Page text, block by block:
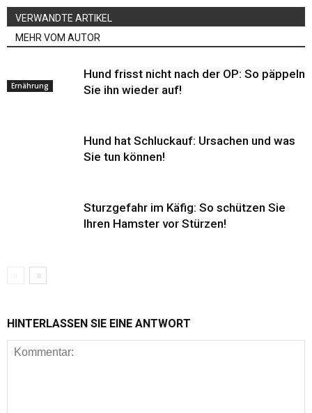
VERWANDTE ARTIKEL
MEHR VOM AUTOR
Ernährung
Hund frisst nicht nach der OP: So päppeln
Sie ihn wieder auf!
Hund hat Schluckauf: Ursachen und was
Sie tun können!
Sturzgefahr im Käfig: So schützen Sie
Ihren Hamster vor Stürzen!
HINTERLASSEN SIE EINE ANTWORT